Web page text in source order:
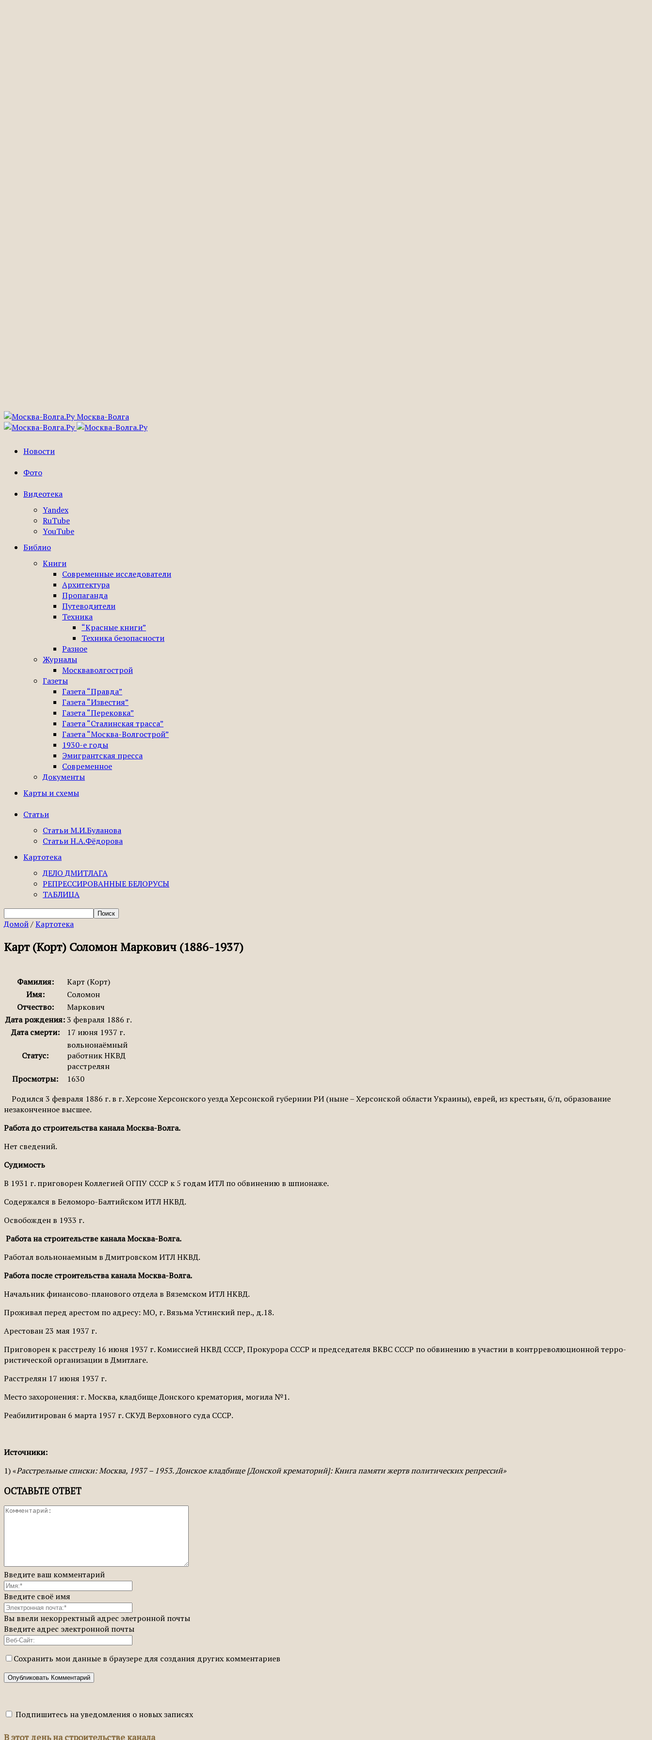
Москва-Волга
Новости
Фото
Видеотека
Yandex
RuTube
YouTube
Библио
Книги
Современные исследователи
Архитектура
Пропаганда
Путеводители
Техника
“Красные книги”
Техника безопасности
Разное
Журналы
Москваволгострой
Газеты
Газета “Правда”
Газета “Известия”
Газета “Перековка”
Газета “Сталинская трасса”
Газета “Москва-Волгострой”
1930-е годы
Эмигрантская пресса
Современное
Документы
Карты и схемы
Статьи
Статьи М.И.Буланова
Статьи Н.А.Фёдорова
Картотека
ДЕЛО ДМИТЛАГА
РЕПРЕССИРОВАННЫЕ БЕЛОРУСЫ
ТАБЛИЦА
Домой/Картотека
Карт (Корт) Соломон Маркович (1886-1937)
Фамилия:
Карт (Корт)
Имя:
Соломон
Отчество:
Маркович
Дата рождения:3 февраля 1886 г.
Дата смерти:
17 июня 1937 г.
Статус:
вольнонаёмный
работник НКВД
расстрелян
Просмотры:
1630
Родился 3 февраля 1886 г. в г. Херсоне Херсонского уезда Херсонской губернии РИ (ныне – Херсонской области Украины), еврей, из крестьян, б/п, образование
незаконченное высшее.
Работа до строительства канала Москва-Волга.
Нет сведений.
Судимость
В 1931 г. приговорен Коллегией ОГПУ СССР к 5 годам ИТЛ по обвинению в шпиона­же.
Содержался в Беломоро-Балтийском ИТЛ НКВД.
Освобож­ден в 1933 г.
Работа на строительстве канала Москва-Волга.
Работал вольнонаемным в Дмитровском ИТЛ НКВД.
Работа после строительства канала Москва-Волга.
Начальник финансово-планового отдела в Вя­земском ИТЛ НКВД.
Проживал перед арестом по адресу: МО, г. Вязьма Устинский пер., д.18.
Арестован 23 мая 1937 г.
Приговорен к рас­стрелу 16 июня 1937 г. Комиссией НКВД СССР, Прокурора СССР и председателя ВКВС СССР по обвинению в участии в контрреволюционной терро­
ристической организации в Дмитлаге.
Рас­стрелян 17 июня 1937 г.
Место захоронения: г. Москва, кладбище Донского крематория, могила №1.
Реабилитирован 6 марта 1957 г. СКУД Вер­ховного суда СССР.
Источники:
1) «Расстрельные списки: Москва, 1937 – 1953. Донское кладбище [Донской крематорий]: Книга памяти жертв политических репрессий»
ОСТАВЬТЕ ОТВЕТ
Введите ваш комментарий
Введите своё имя
Вы ввели некорректный адрес элетронной почты
Введите адрес электронной почты
Сохранить мои данные в браузере для создания других комментариев
Подпишитесь на уведомления о новых записях
В этот день на строительстве канала